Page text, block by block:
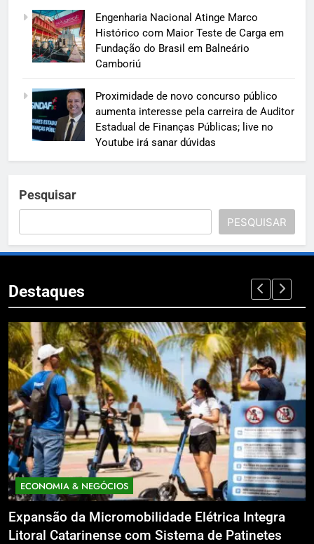
Engenharia Nacional Atinge Marco
Histórico com Maior Teste de Carga em
Fundação do Brasil em Balneário
Camboriú
Proximidade de novo concurso público
aumenta interesse pela carreira de Auditor
Estadual de Finanças Públicas; live no
Youtube irá sanar dúvidas
Pesquisar
PESQUISAR
Destaques
ECONOMIA & NEGÓCIOS
Expansão da Micromobilidade Elétrica Integra
Litoral Catarinense com Sistema de Patinetes